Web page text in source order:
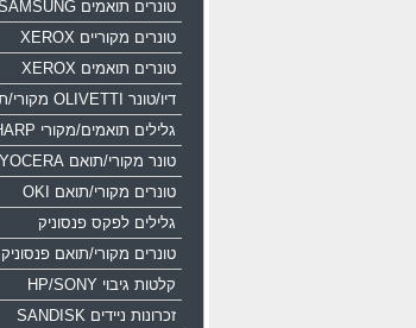
טונרים תואמים SAMSUNG
טונרים מקוריים XEROX
טונרים תואמים XEROX
דיו/טונר OLIVETTI מקורי/תואם
גלילים תואמים/מקורי SHARP
טונר מקורי/תואם KYOCERA
טונרים מקורי/תואם OKI
גלילים לפקס פנסוניק
טונרים מקורי/תואם פנסוניק
קלטות גיבוי HP/SONY
זכרונות ניידים SANDISK